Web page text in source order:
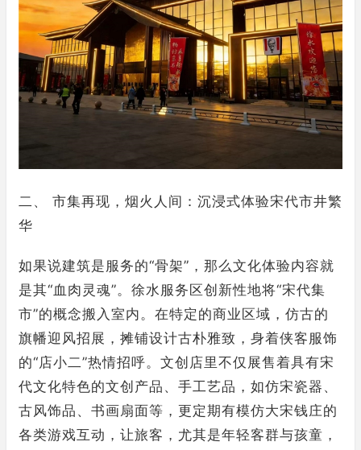
二、 市集再现，烟火人间：沉浸式体验宋代市井繁
华
如果说建筑是服务的“骨架”，那么文化体验内容就
是其“血肉灵魂”。徐水服务区创新性地将“宋代集
市”的概念搬入室内。在特定的商业区域，仿古的
旗幡迎风招展，摊铺设计古朴雅致，身着侠客服饰
的“店小二”热情招呼。文创店里不仅展售着具有宋
代文化特色的文创产品、手工艺品，如仿宋瓷器、
古风饰品、书画扇面等，更定期有模仿大宋钱庄的
各类游戏互动，让旅客，尤其是年轻客群与孩童，